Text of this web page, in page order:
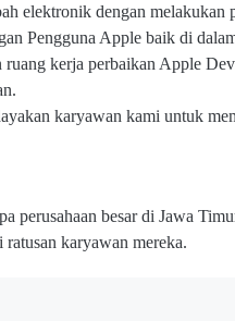
elektronik dengan melakukan
Pengguna Apple baik di
ruang kerja perbaikan Apple
karyawan kami untuk
perusahaan besar di Jawa
karyawan mereka.